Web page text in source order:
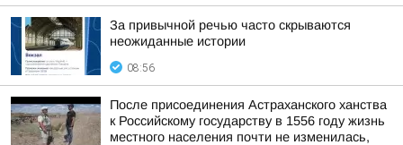
За привычной речью часто скрываются
неожиданные истории
08:56
После присоединения Астраханского ханства
к Российскому государству в 1556 году жизнь
местного населения почти не изменилась,